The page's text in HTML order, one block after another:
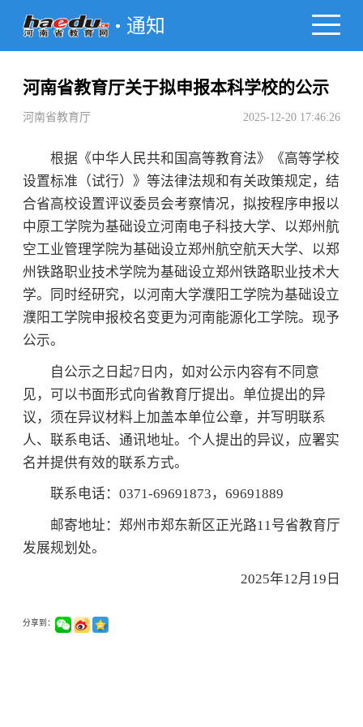
通知
河南省教育厅关于拟申报本科学校的公示
河南省教育厅 2025-12-20 17:46:26
根据《中华人民共和国高等教育法》《高等学校
设置标准（试行）》等法律法规和有关政策规定，结
合省高校设置评议委员会考察情况，拟按程序申报以
中原工学院为基础设立河南电子科技大学、以郑州航
空工业管理学院为基础设立郑州航空航天大学、以郑
州铁路职业技术学院为基础设立郑州铁路职业技术大
学。同时经研究，以河南大学濮阳工学院为基础设立
濮阳工学院申报校名变更为河南能源化工学院。现予
公示。
自公示之日起7日内，如对公示内容有不同意
见，可以书面形式向省教育厅提出。单位提出的异
议，须在异议材料上加盖本单位公章，并写明联系
人、联系电话、通讯地址。个人提出的异议，应署实
名并提供有效的联系方式。
联系电话：0371-69691873，69691889
邮寄地址：郑州市郑东新区正光路11号省教育厅
发展规划处。
2025年12月19日
分享到：